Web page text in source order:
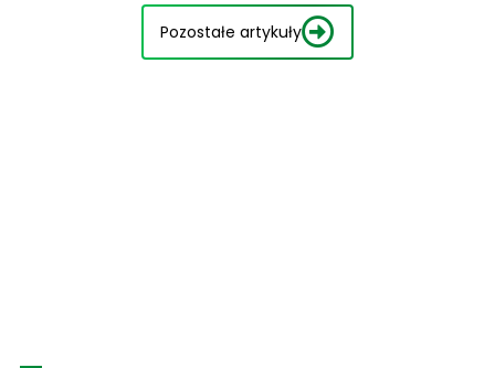
Pozostałe artykuły